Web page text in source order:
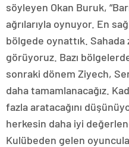
söyleyen Okan Buruk,
ağrılarıyla oynuyor. En
bölgede oynattık.
görüyoruz. Bazı
sonraki dönem Ziyech,
daha tamamlanacağız.
fazla aratacağını
herkesin daha iyi
Kulübeden gelen